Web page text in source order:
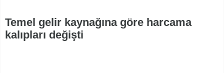
Temel gelir kaynağına göre harcama
kalıpları değişti